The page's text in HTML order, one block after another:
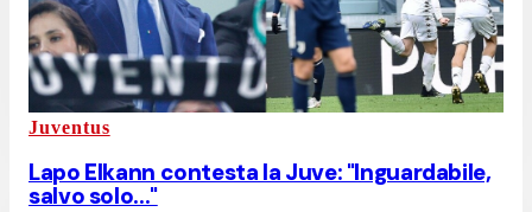
Juventus
Lapo Elkann contesta la Juve: "Inguardabile,
salvo solo..."